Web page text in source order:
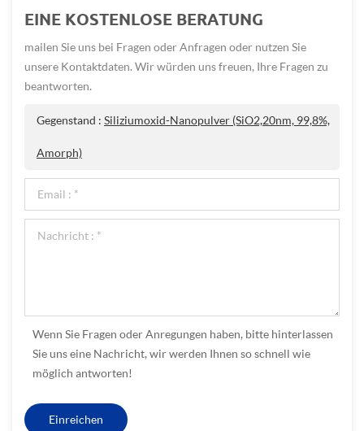
EINE KOSTENLOSE BERATUNG
mailen Sie uns bei Fragen oder Anfragen oder nutzen Sie
unsere Kontaktdaten. Wir würden uns freuen, Ihre Fragen zu
beantworten.
Gegenstand : Siliziumoxid-Nanopulver (SiO2,20nm, 99,8%,
Amorph)
Wenn Sie Fragen oder Anregungen haben, bitte hinterlassen
Sie uns eine Nachricht, wir werden Ihnen so schnell wie
möglich antworten!